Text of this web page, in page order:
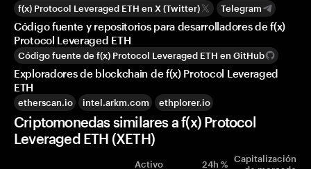
f(x) Protocol Leveraged ETH en X (Twitter) Telegram
Código fuente y repositorios para desarrolladores de f(x)
Protocol Leveraged ETH
Código fuente de f(x) Protocol Leveraged ETH en GitHub
Exploradores de blockchain de f(x) Protocol Leveraged
ETH
etherscan.io intel.arkm.com ethplorer.io
Criptomonedas similares a f(x) Protocol
Leveraged ETH (XETH)
Activo 24h % Capitalización